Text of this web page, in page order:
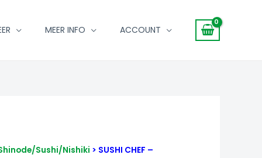
MEER INFO ACCOUNT
Sushi/Nishiki > SUSHI CHEF –